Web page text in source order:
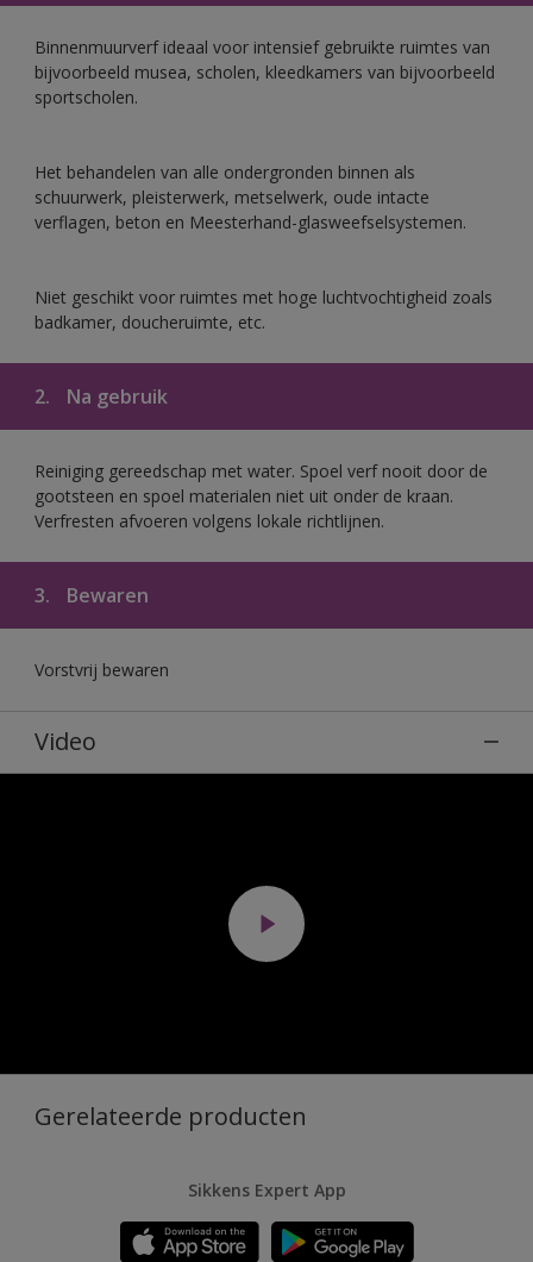
Binnenmuurverf ideaal voor intensief gebruikte ruimtes van
bijvoorbeeld musea, scholen, kleedkamers van bijvoorbeeld
sportscholen.
Het behandelen van alle ondergronden binnen als
schuurwerk, pleisterwerk, metselwerk, oude intacte
verflagen, beton en Meesterhand-glasweefselsystemen.
Niet geschikt voor ruimtes met hoge luchtvochtigheid zoals
badkamer, doucheruimte, etc.
2. Na gebruik
Reiniging gereedschap met water. Spoel verf nooit door de
gootsteen en spoel materialen niet uit onder de kraan.
Verfresten afvoeren volgens lokale richtlijnen.
3. Bewaren
Vorstvrij bewaren
Video
Gerelateerde producten
Sikkens Expert App